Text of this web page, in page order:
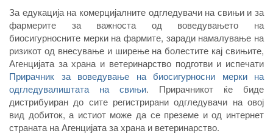
За едукација на комерцијалните одгледувачи на свињи и за
фармерите за важноста од воведувањето на
биосигурносните мерки на фармите, заради намалување на
ризикот од внесување и ширење на болестите кај свињите,
Агенцијата за храна и ветеринарство подготви и испечати
Прирачник за воведување на биосигурносни мерки на
одгледувалиштата на свињи. Прирачникот ќе биде
дистрибуиран до сите регистрирани одгледувачи на овој
вид добиток, а истиот може да се преземе и од интернет
страната на Агенцијата за храна и ветеринарство.